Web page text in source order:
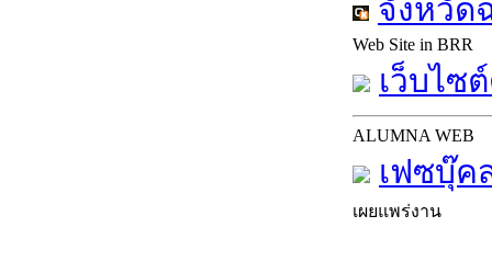
จังหวัด
Web Site in BRR
เว็บไซ
ALUMNA WEB
เฟซบุ๊ค
เผยแพร่งาน